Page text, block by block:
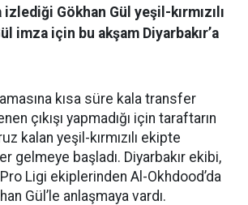
izlediği Gökhan Gül yeşil-kırmızılı
imza için bu akşam Diyarbakır’a
kısa süre kala transfer
çıkışı yapmadığı için taraftarın
kalan yeşil-kırmızılı ekipte
gelmeye başladı. Diyarbakır ekibi,
Ligi ekiplerinden Al-Okhdood’da
Gül’le anlaşmaya vardı.